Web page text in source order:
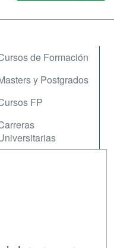
de Formación
y Postgrados
FP